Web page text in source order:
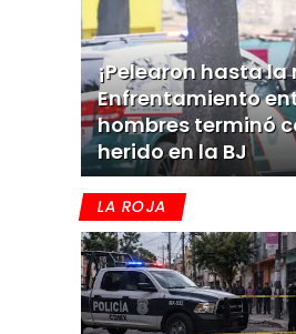
¡Pelearon hasta
Enfrentamiento
hombres terminó
herido en la BJ
LA ROJA